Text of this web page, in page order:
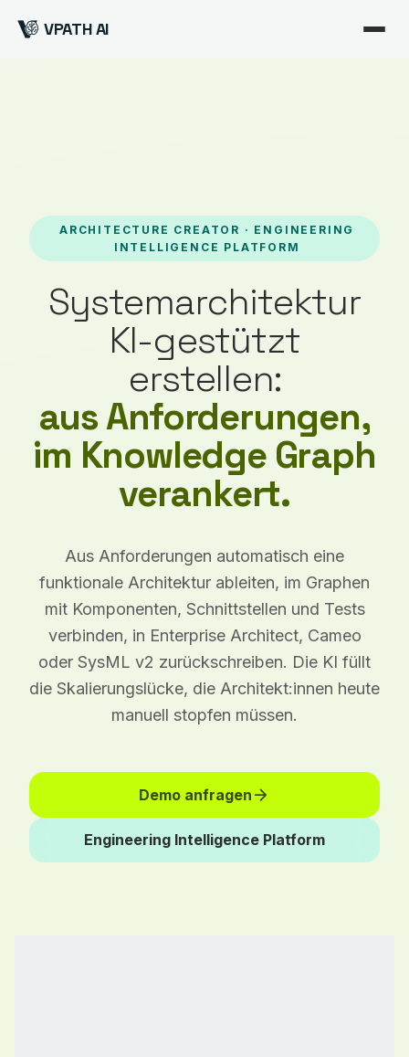
VPATH AI
ARCHITECTURE CREATOR · ENGINEERING
INTELLIGENCE PLATFORM
Systemarchitektur
KI-gestützt
erstellen:
aus Anforderungen,
im Knowledge Graph
verankert.
Aus Anforderungen automatisch eine
funktionale Architektur ableiten, im Graphen
mit Komponenten, Schnittstellen und Tests
verbinden, in Enterprise Architect, Cameo
oder SysML v2 zurückschreiben. Die KI füllt
die Skalierungslücke, die Architekt:innen heute
manuell stopfen müssen.
Demo anfragen arrow_forward
Engineering Intelligence Platform